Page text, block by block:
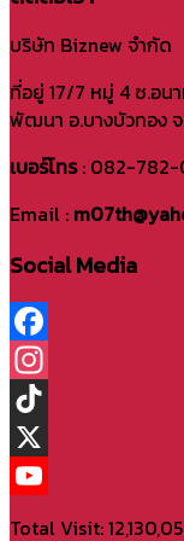
บริษัท Biznew จำกัด
ที่อยู่ 17/7 หมู่ 4 ซ.อน
พัฒนา อ.บางบัวทอง จ.
เบอร์โทร: 082-782-
Email :
Social Media
Facebook
Instagram
TikTok
X
Total Visit: